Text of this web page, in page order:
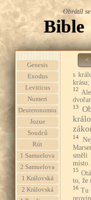
Obrátil
Bible
Genesis
Exodus
Leviticus
Numeri
Deuteronomiu
Jozue
Soudců
Rút
1 Samuelova
2 Samuelova
1 Královská
2 Královská
<
s
12
13
14
místo.
15
to, že
16 Tu